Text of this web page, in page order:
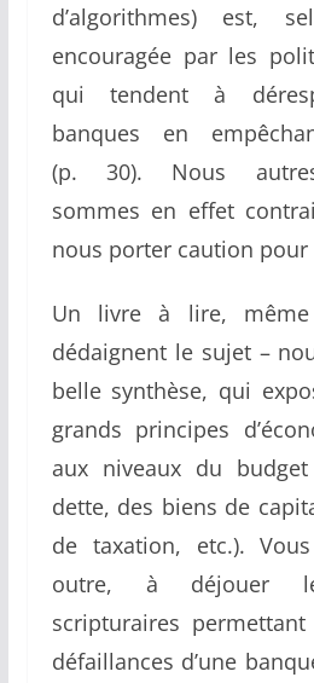
d’algorithmes) est,
encouragée par les
qui tendent à
banques en
(p. 30). Nous
sommes en effet
nous porter caution pour
Un livre à lire,
dédaignent le sujet –
belle synthèse, qui
grands principes
aux niveaux du
dette, des biens de
de taxation, etc.).
outre, à déjouer
scripturaires
défaillances d’une